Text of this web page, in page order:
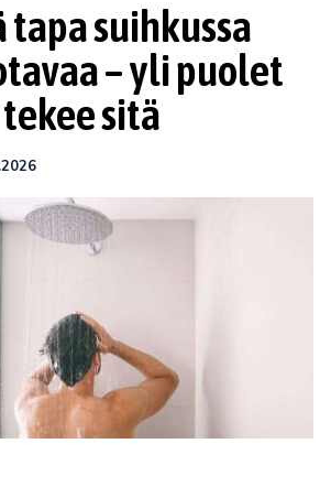
suihkussa
– yli puolet
sitä